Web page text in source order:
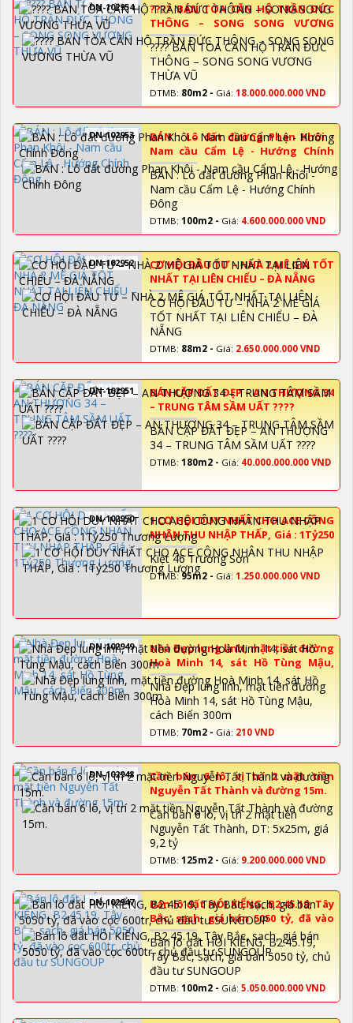
DN-102954
???? BÁN TÒA CĂN HỘ TRẦN ĐỨC
THÔNG – SONG SONG VƯƠNG
THỪA VŨ
???? BÁN TÒA CĂN HỘ TRẦN ĐỨC
THÔNG – SONG SONG VƯƠNG
THỪA VŨ
DTMB: 80m2 - Giá: 18.000.000.000 VND
DN-102953
BÁN : Lô đất đường Phan Khôi -
Nam cầu Cẩm Lệ - Hướng Chính
Đông
BÁN : Lô đất đường Phan Khôi -
Nam cầu Cẩm Lệ - Hướng Chính
Đông
DTMB: 100m2 - Giá: 4.600.000.000 VND
DN-102952
CƠ HỘI ĐẦU TƯ – NHÀ 2 MÊ GIÁ TỐT
NHẤT TẠI LIÊN CHIỂU – ĐÀ NẴNG
CƠ HỘI ĐẦU TƯ – NHÀ 2 MÊ GIÁ
TỐT NHẤT TẠI LIÊN CHIỂU – ĐÀ
NẴNG
DTMB: 88m2 - Giá: 2.650.000.000 VND
DN-102951
BÁN CẶP ĐẤT ĐẸP – AN THƯỢNG 34
– TRUNG TÂM SẦM UẤT ????
BÁN CẶP ĐẤT ĐẸP – AN THƯỢNG
34 – TRUNG TÂM SẦM UẤT ????
DTMB: 180m2 - Giá: 40.000.000.000 VND
DN-102950
1 CƠ HỘI DUY NHẤT CHO ACE CÔNG
NHÂN THU NHẬP THẤP, Giá : 1Tỷ250
Thương Lượng
Kiệt 46 Trường Sơn
DTMB:95m2 - Giá: 1.250.000.000 VND
DN-102949
Nhà Đẹp lung linh, mặt tiền đường
Hoà Minh 14, sát Hồ Tùng Mậu,
cách Biển 300m
Nhà Đẹp lung linh, mặt tiền đường
Hoà Minh 14, sát Hồ Tùng Mậu,
cách Biển 300m
DTMB: 70m2 - Giá: 210 VND
DN-102948
Cần bán 6 lô, vị trí 2 mặt tiền
Nguyễn Tất Thành và đường 15m.
Cần bán 6 lô, vị trí 2 mặt tiền
Nguyễn Tất Thành, DT: 5x25m, giá
9,2 tỷ
DTMB: 125m2 - Giá: 9.200.000.000 VND
DN-102947
Bán lô đất HÓI KIỂNG, B2.45.19, Tây
Bắc, sạch, giá bán 5050 tỷ, đã vào
cọc 600tr, chủ đầu tư SUNGOUP
Bán lô đất HÓI KIỂNG, B2.45.19,
Tây Bắc, sạch, giá bán 5050 tỷ, chủ
đầu tư SUNGOUP
DTMB: 100m2 - Giá: 5.050.000.000 VND